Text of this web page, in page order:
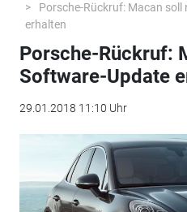
Porsche-Rückruf: Macan
erhalten
Porsche-Rückruf:
Software-Update
29.01.2018 11:10 Uhr